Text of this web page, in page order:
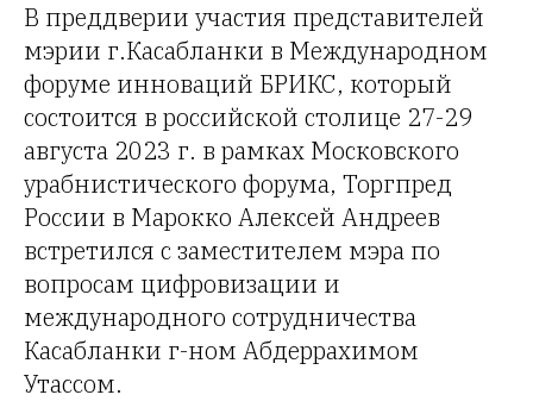
В преддверии участия представителей
мэрии г.Касабланки в Международном
форуме инноваций БРИКС, который
состоится в российской столице 27-29
августа 2023 г. в рамках Московского
урабнистического форума, Торгпред
России в Марокко Алексей Андреев
встретился с заместителем мэра по
вопросам цифровизации и
международного сотрудничества
Касабланки г-ном Абдеррахимом
Утассом.